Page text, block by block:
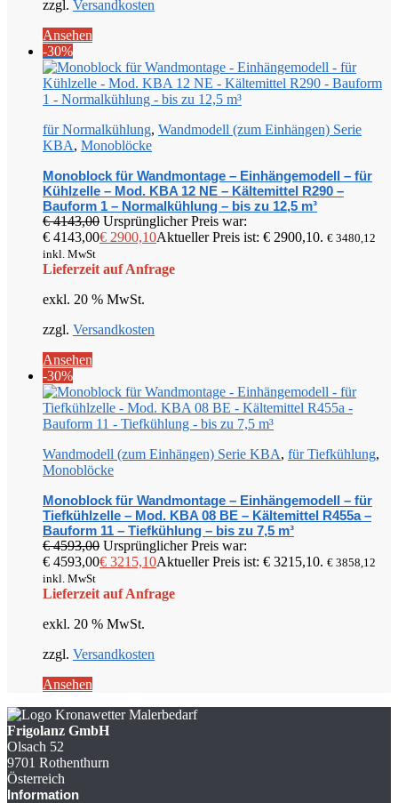
zzgl. Versandkosten
Ansehen
-30%
für Normalkühlung, Wandmodell (zum Einhängen) Serie
KBA, Monoblöcke
Monoblock für Wandmontage – Einhängemodell – für
Kühlzelle – Mod. KBA 12 NE – Kältemittel R290 –
Bauform 1 – Normalkühlung – bis zu 12,5 m³
€4143,00 Ursprünglicher Preis war:
€ 4143,00€ 2900,10Aktueller Preis ist: € 2900,10. € 3480,12
inkl. MwSt
Lieferzeit auf Anfrage
exkl. 20 % MwSt.
zzgl. Versandkosten
Ansehen
-30%
Wandmodell (zum Einhängen) Serie KBA, für Tiefkühlung,
Monoblöcke
Monoblock für Wandmontage – Einhängemodell – für
Tiefkühlzelle – Mod. KBA 08 BE – Kältemittel R455a –
Bauform 11 – Tiefkühlung – bis zu 7,5 m³
€4593,00 Ursprünglicher Preis war:
€ 4593,00€ 3215,10Aktueller Preis ist: € 3215,10. € 3858,12
inkl. MwSt
Lieferzeit auf Anfrage
exkl. 20 % MwSt.
zzgl. Versandkosten
Ansehen
Frigolanz GmbH
Olsach 52
9701 Rothenthurn
Österreich
Information